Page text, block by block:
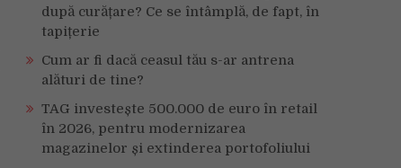
după curățare? Ce se întâmplă, de fapt, în
tapițerie
Cum ar fi dacă ceasul tău s-ar antrena
alături de tine?
TAG investește 500.000 de euro în retail
în 2026, pentru modernizarea
magazinelor și extinderea portofoliului